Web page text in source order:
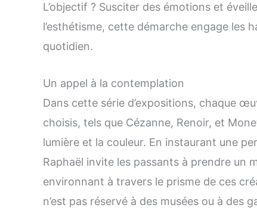
L’objectif ? Susciter des émotions et
l’esthétisme, cette démarche engage les
quotidien.
Un appel à la contemplation
Dans cette série d’expositions, chaque
choisis, tels que Cézanne, Renoir, et
lumière et la couleur. En instaurant une
Raphaël invite les passants à prendre un
environnant à travers le prisme de ces
n’est pas réservé à des musées ou à des